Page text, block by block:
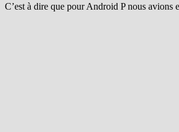
C’est à dire que pour Android P nous